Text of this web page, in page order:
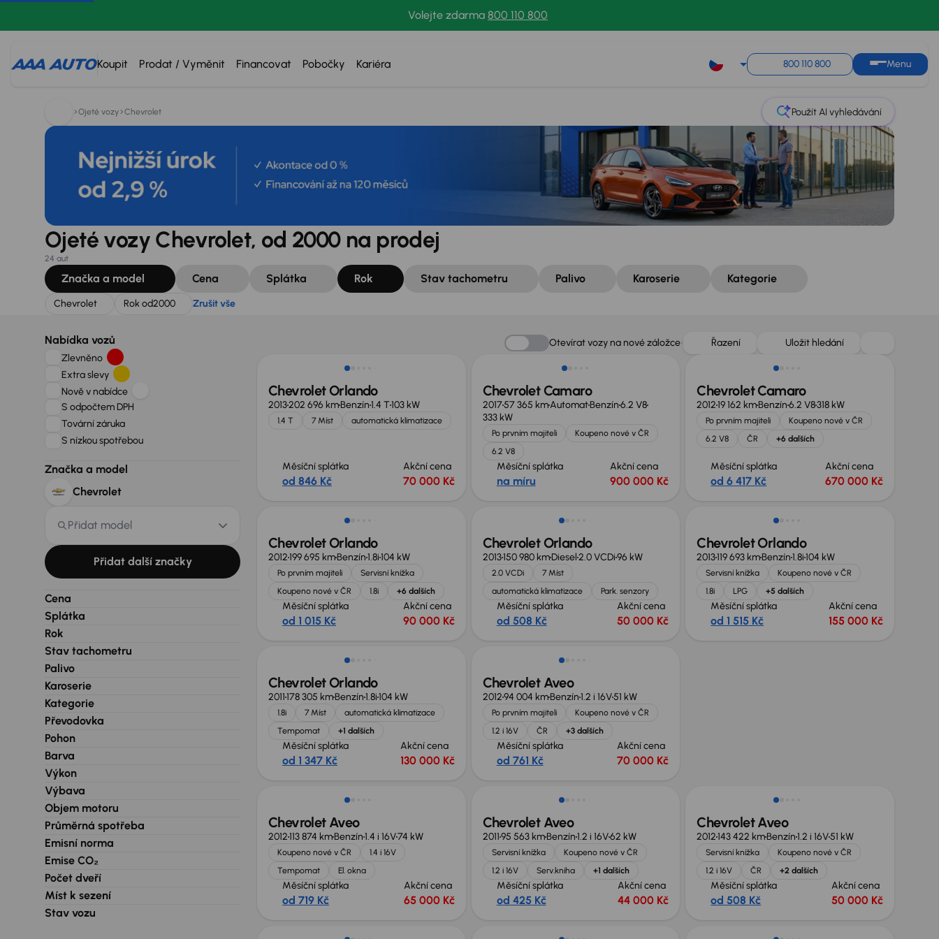
Volejte zdarma 800 110 800
Koupit Prodat / Vyměnit Financovat Pobočky Kariéra 800 110 800 Menu
Hledáte: Zrušit vše
Ojeté vozy Chevrolet Použít AI vyhledávání
Ojeté vozy Chevrolet, od 2000 na prodej
24 aut
Značka a model Cena Splátka Rok Stav tachometru Palivo Karoserie Kategorie
Chevrolet Rok od2000 Zrušit vše
Nabídka vozů
Zlevněno
Extra slevy
Nově v nabídce
S odpočtem DPH
Tovární záruka
S nízkou spotřebou
Značka a model
Chevrolet
Přidat model
Přidat další značky
Cena
Splátka
Rok
Stav tachometru
Palivo
Karoserie
Kategorie
Převodovka
Pohon
Barva
Výkon
Výbava
Objem motoru
Průměrná spotřeba
Emisní norma
Emise CO₂
Počet dveří
Míst k sezení
Stav vozu
Otevírat vozy na nové záložce Řazení Uložit hledání
Chevrolet Orlando
2013202 696 kmBenzín1.4 T103 kW
1.4 T 7 Míst automatická klimatizace
Měsíční splátka
od 846 Kč
Akční cena
70 000 Kč
Možnost odpočtu DPH
Chevrolet Camaro
201757 365 kmAutomatBenzín6.2 V8
333 kW
Po prvním majiteli
Koupeno nové v ČR
6.2 V8
Měsíční splátka
na míru
Akční cena
900 000 Kč
Chevrolet Camaro
201219 162 kmBenzín6.2 V8318 kW
Po prvním majiteli
Koupeno nové v ČR
6.2 V8
ČR +6 dalších
Měsíční splátka
od 6 417 Kč
Akční cena
670 000 Kč
Možnost odpočtu DPH
Chevrolet Orlando
2012199 695 kmBenzín1.8i104 kW
Po prvním majiteli
Servisní knížka
Koupeno nové v ČR
1.8i +6 dalších
Měsíční splátka
od 1 015 Kč
Akční cena
90 000 Kč
Chevrolet Orlando
2013150 980 kmDiesel2.0 VCDi96 kW
2.0 VCDi
7 Míst
automatická klimatizace
Park. senzory
Měsíční splátka
od 508 Kč
Akční cena
50 000 Kč
Chevrolet Orlando
2013119 693 kmBenzín1.8i104 kW
Servisní knížka
Koupeno nové v ČR
1.8i
LPG +5 dalších
Měsíční splátka
od 1 515 Kč
Akční cena
155 000 Kč
Zlevněno o 20 000 Kč
Chevrolet Orlando
2011178 305 kmBenzín1.8i104 kW
1.8i 7 Míst
automatická klimatizace
Tempomat
+1 dalších
Měsíční splátka
od 1 347 Kč
Akční cena
130 000 Kč
Chevrolet Aveo
201294 004 kmBenzín1.2 i 16V51 kW
Po prvním majiteli
Koupeno nové v ČR
1.2 i 16V
ČR +3 dalších
Měsíční splátka
od 761 Kč
Akční cena
70 000 Kč
Chevrolet Aveo
2012113 874 kmBenzín1.4 i 16V74 kW
Koupeno nové v ČR
1.4 i 16V
Tempomat
El. okna
Měsíční splátka
od 719 Kč
Akční cena
65 000 Kč
Chevrolet Aveo
201195 563 kmBenzín1.2 i 16V62 kW
Servisní knížka
Koupeno nové v ČR
1.2 i 16V
Serv.kniha +1 dalších
Měsíční splátka
od 425 Kč
Akční cena
44 000 Kč
Chevrolet Aveo
2012143 422 kmBenzín1.2 i 16V51 kW
Servisní knížka
Koupeno nové v ČR
1.2 i 16V
ČR +2 dalších
Měsíční splátka
od 508 Kč
Akční cena
50 000 Kč
Zlevněno o 10 000 Kč